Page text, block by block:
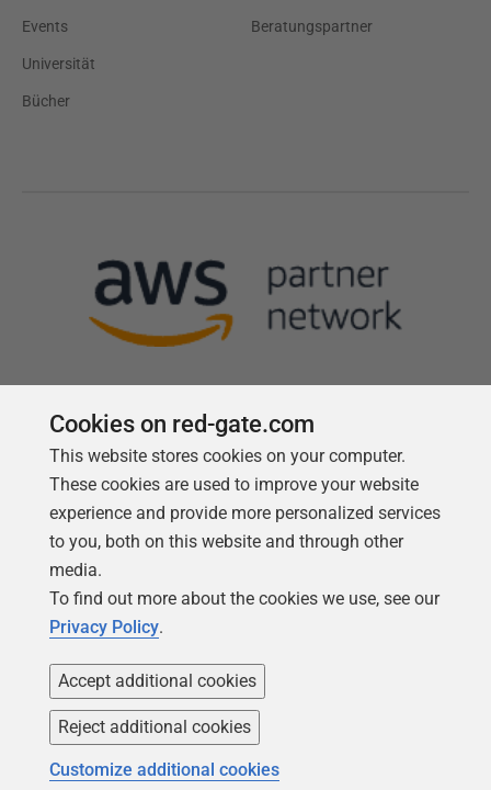
Events
Universität
Bücher
Beratungspartner
Follow us
Copyright 1999 -2026Red Gate Software Ltd
Cookies on red-gate.com
This website stores cookies on your computer.
These cookies are used to improve your website
experience and provide more personalized services
to you, both on this website and through other
media.
To find out more about the cookies we use, see our
Privacy Policy.
Accept additional cookies
Reject additional cookies
Customize additional cookies